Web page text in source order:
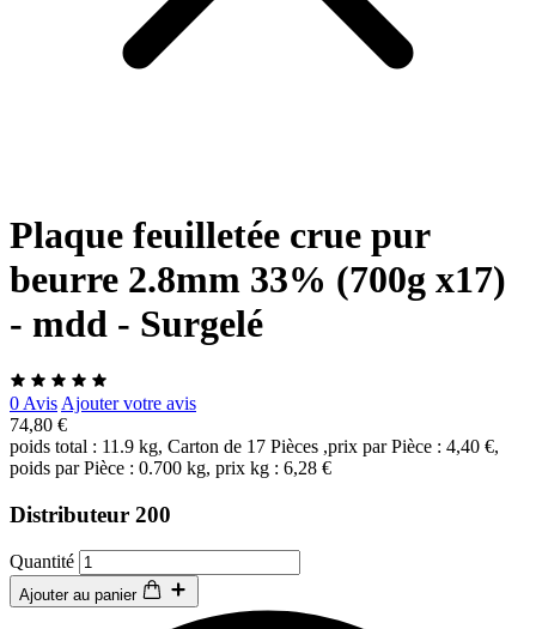
Plaque feuilletée crue pur
beurre 2.8mm 33% (700g x17)
- mdd - Surgelé
0 Avis Ajouter votre avis
74,80 €
poids total : 11.9 kg, Carton de 17 Pièces ,prix par Pièce : 4,40 €,
poids par Pièce : 0.700 kg, prix kg : 6,28 €
Distributeur 200
Quantité
Ajouter au panier